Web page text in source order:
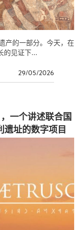
产的一部分。今天，在
的见证下...
29/05/2026
一个讲述联合国
址的数字项目